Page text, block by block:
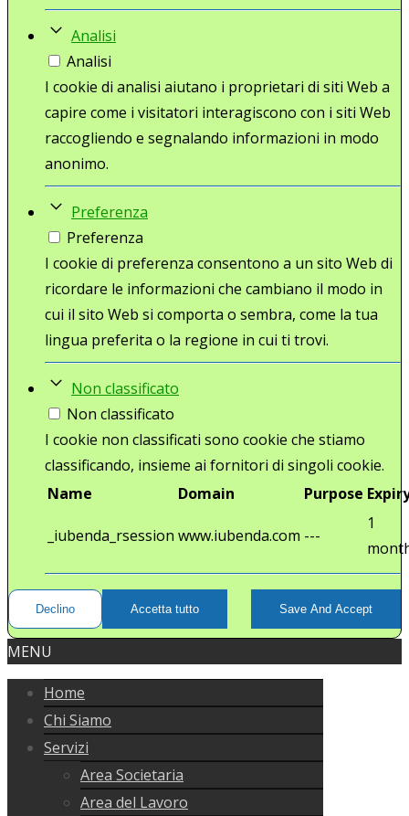
Analisi
Analisi
I cookie di analisi aiutano i proprietari di siti Web a
capire come i visitatori interagiscono con i siti Web
raccogliendo e segnalando informazioni in modo
anonimo.
Preferenza
Preferenza
I cookie di preferenza consentono a un sito Web di
ricordare le informazioni che cambiano il modo in
cui il sito Web si comporta o sembra, come la tua
lingua preferita o la regione in cui ti trovi.
Non classificato
Non classificato
I cookie non classificati sono cookie che stiamo
classificando, insieme ai fornitori di singoli cookie.
Name
Domain Purpose
_iubenda_rsession www.iubenda.com ---
1
Declino Accetta tutto Save And Accept
MENU
Home
Chi Siamo
Servizi
Area Societaria
Area del Lavoro